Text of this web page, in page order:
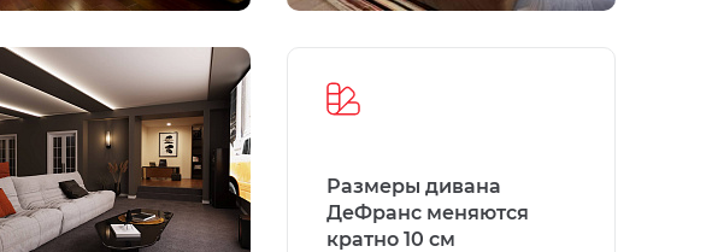
Размеры дивана
ДеФранс меняются
кратно 10 см